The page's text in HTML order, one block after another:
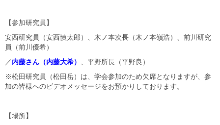
【参加研究員】
安西研究員（安西慎太郎）、木ノ本次長（木ノ本嶺浩）、前川研究
員（前川優希）
／内藤さん（内藤大希）
、平野所長（平野良）
※松田研究員（松田岳）は、学会参加のため欠席となりますが、参
加の皆様へのビデオメッセージをお預かりしております。
【場所】